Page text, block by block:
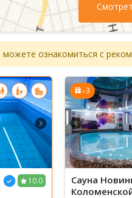
ознакомиться с
10.0
x 3
Сауна